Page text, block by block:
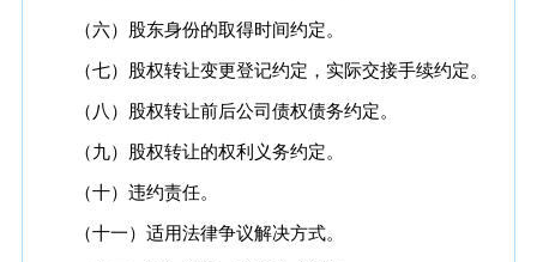
（六）股东身份的取得时间约定。
（七）股权转让变更登记约定，实际交接手续约定。
（八）股权转让前后公司债权债务约定。
（九）股权转让的权利义务约定。
（十）违约责任。
（十一）适用法律争议解决方式。